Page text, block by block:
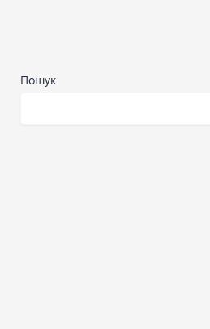
Пошук